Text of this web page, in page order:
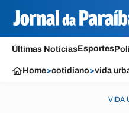
Últimas NotíciasEsportes
Home>cotidiano>vida
VIDA